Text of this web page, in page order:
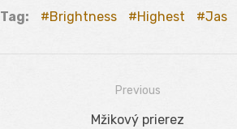
Tag: Brightness Highest Jas
Navigácia
Previous
Previous
Mžikový prierez